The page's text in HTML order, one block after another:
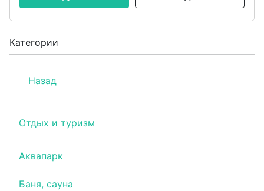
Категории
Назад
Отдых и туризм
Аквапарк
Баня, сауна